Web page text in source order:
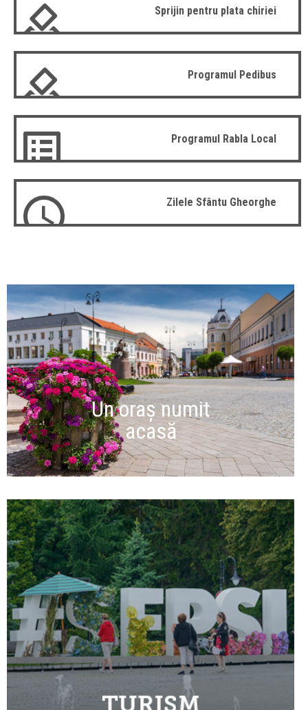
Sprijin pentru plata chiriei
Programul Pedibus
Programul Rabla Local
Zilele Sfântu Gheorghe
Un oraș numit
acasă